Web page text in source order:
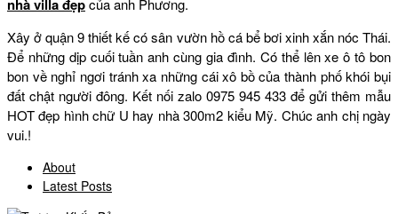
nhà villa đẹpcủa anh Phương.
Xây ở quận 9 thiết kế có sân vườn hồ cá bể bơi xinh xắn nóc Thái.
Để những dịp cuối tuần anh cùng gia đình. Có thể lên xe ô tô bon
bon về nghỉ ngơi tránh xa những cái xô bồ của thành phố khói bụi
đất chật người đông. Kết nối zalo 0975 945 433 để gửi thêm mẫu
HOT đẹp hình chữ U hay nhà 300m2 kiểu Mỹ. Chúc anh chị ngày
vui.!
About
Latest Posts